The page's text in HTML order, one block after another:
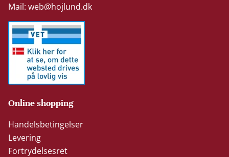
Mail:web@hojlund.dk
Online shopping
Handelsbetingelser
Levering
Fortrydelsesret